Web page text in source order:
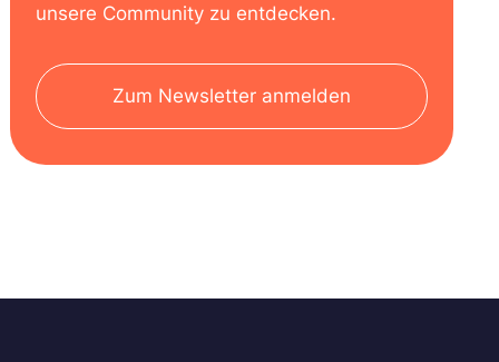
unsere Community zu entdecken.
Zum Newsletter anmelden